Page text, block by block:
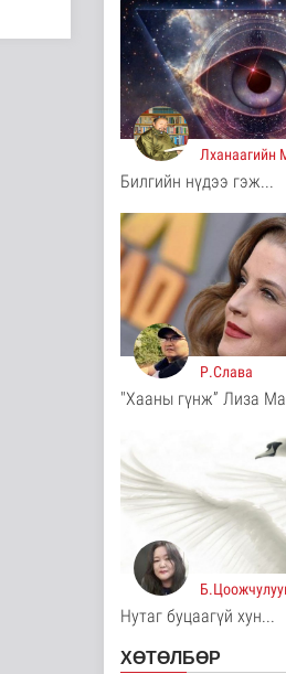
2 цаг 3
дугаар
төгссөн
Нийгэм
3 цаг 8
УБЦТС:
Нийгэм
3 цаг
ЦАГ
30 хэм
Байгаль
3 цаг
Монгол
4 цаг 8
"Цагийн
/
14 цаг 6
Лханаагийн
Билгийн нүдээ гэж...
Р.Слава
"Хааны гүнж” Лиза
Нутаг буцаагүй хун...
ХӨТӨЛБӨР